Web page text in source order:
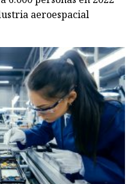
aeroespacial